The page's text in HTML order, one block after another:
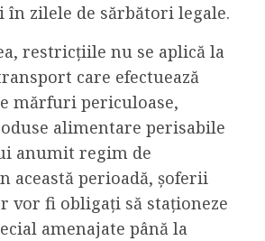
în zilele de sărbători legale.
restricțiile nu se aplică la
care efectuează
mărfuri periculoase,
alimentare perisabile
anumit regim de
această perioadă, șoferii
vor fi obligați să staționeze
amenajate până la